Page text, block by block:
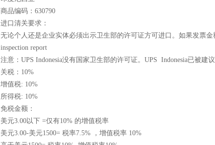
商品编码： 630790
进口清关要求：
无论个人还是企业实体必须出示卫生部的许可证方可进口。如果发票金
inspection report
注意： UPS Indonesia没有国家卫生部的许可证。UPS Indonesia已被建
关税： 10%
增值税: 10%
所得税: 10%
免税金额：
美元3.00以下 =仅有10% 的增值税率
美元3.00-美元1500= 税率7.5% ，增值税率 10%